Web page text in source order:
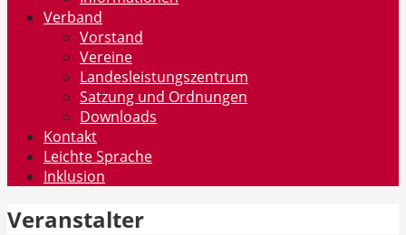
Verband
Vorstand
Vereine
Landesleistungszentrum
Satzung und Ordnungen
Downloads
Kontakt
Leichte Sprache
Inklusion
Veranstalter